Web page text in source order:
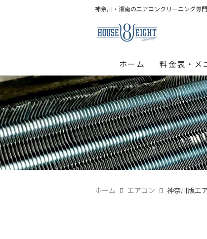
神奈川・湘南のエアコンクリーニング専
ホーム 料金表・メ
ホーム エアコン 神奈川版エ